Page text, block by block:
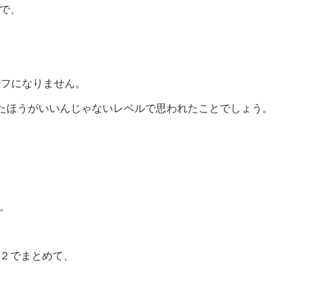
、
になりません。
うがいいんじゃないレベルで思われたことでしょう。
でまとめて、